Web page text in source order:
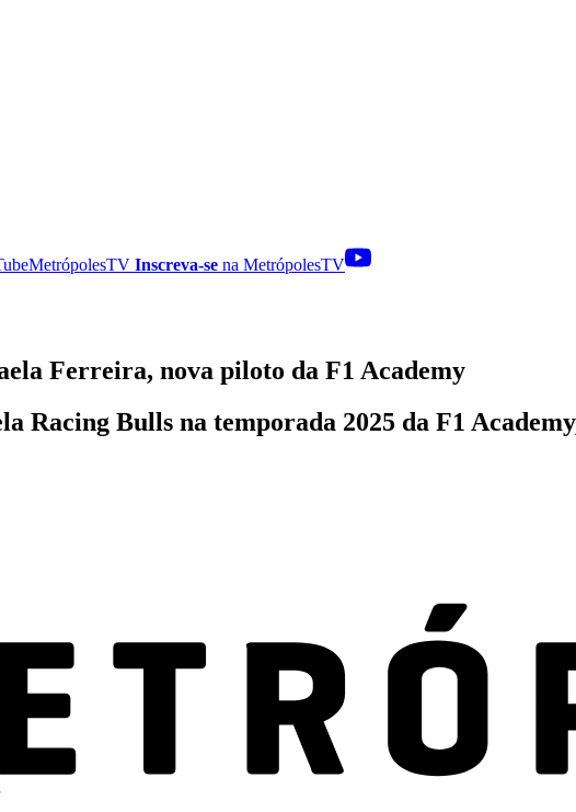
MetrópolesTV Inscreva-se na MetrópolesTV
Ferreira, nova piloto da F1 Academy
Racing Bulls na temporada 2025 da F1